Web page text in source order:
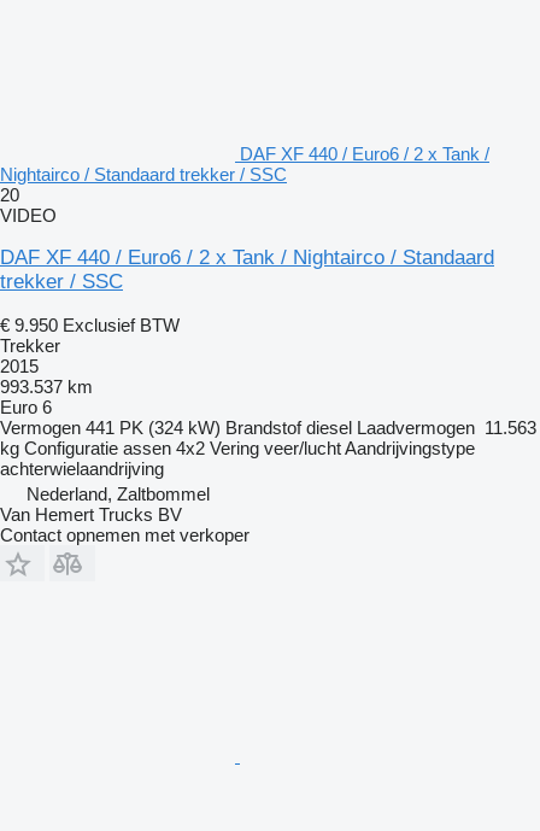
DAF XF 440 / Euro6 / 2 x Tank /
Nightairco / Standaard trekker / SSC
20
VIDEO
DAF XF 440 / Euro6 / 2 x Tank / Nightairco / Standaard
trekker / SSC
€ 9.950 Exclusief BTW
Trekker
2015
993.537 km
Euro 6
Vermogen 441 PK (324 kW) Brandstof diesel Laadvermogen 11.563
kg Configuratie assen 4x2 Vering veer/luchtAandrijvingstype
achterwielaandrijving
Nederland, Zaltbommel
Van Hemert Trucks BV
Contact opnemen met verkoper